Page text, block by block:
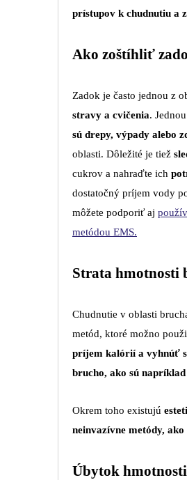
prístupov k chudnutiu a
Ako zoštíhliť
Zadok je často jednou z
stravy a cvičenia.
sú drepy, výpady alebo
oblasti. Dôležité je tiež
cukrov a nahraďte ich
dostatočný príjem vody
môžete podporiť aj
metódou EMS.
Strata hmotnosti
Chudnutie v oblasti
metód, ktoré možno
príjem kalórií a vyhnúť
brucho, ako sú
Okrem toho existujú
neinvazívne metódy,
Úbytok